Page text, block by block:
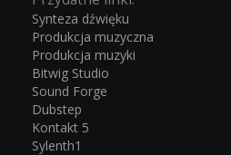
Synteza dźwięku
Produkcja muzyczna
Produkcja muzyki
Bitwig Studio
Sound Forge
Dubstep
Kontakt 5
Sylenth1